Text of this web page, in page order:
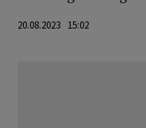
20.08.2023 15:02